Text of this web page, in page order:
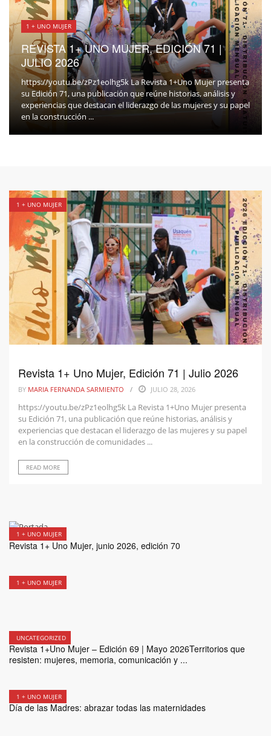
1 + UNO MUJER
REVISTA 1+ UNO MUJER, EDICIÓN 71 |
JULIO 2026
https://youtu.be/zPz1eolhg5k La Revista 1+Uno Mujer presenta
su Edición 71, una publicación que reúne historias, análisis y
experiencias que destacan el liderazgo de las mujeres y su papel
en la construcción ...
1 + UNO MUJER
Revista 1+ Uno Mujer, Edición 71 | Julio 2026
BY MARIA FERNANDA SARMIENTO JULIO 28, 2026
https://youtu.be/zPz1eolhg5k La Revista 1+Uno Mujer presenta
su Edición 71, una publicación que reúne historias, análisis y
experiencias que destacan el liderazgo de las mujeres y su papel
en la construcción de comunidades ...
READ MORE
1 + UNO MUJER
Revista 1+ Uno Mujer, junio 2026, edición 70
1 + UNO MUJER
UNCATEGORIZED
Revista 1+Uno Mujer – Edición 69 | Mayo 2026Territorios que
resisten: mujeres, memoria, comunicación y ...
1 + UNO MUJER
Día de las Madres: abrazar todas las maternidades